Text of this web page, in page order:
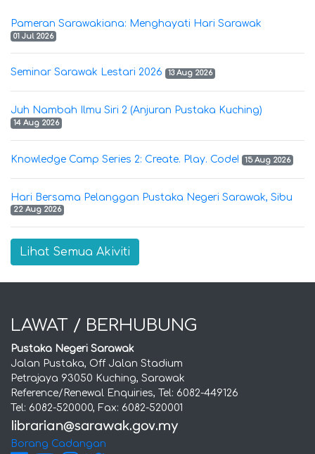
Pameran Sarawakiana: Menghayati Hari Sarawak
01 Jul 2026
Seminar Sarawak Lestari 2026 13 Aug 2026
Juh Nambah Ilmu Siri 2 (Anjuran Pustaka Kuching)
14 Aug 2026
Knowledge Camp Series 2: Create. Play. Code! 15 Aug 2026
Hari Bersama Pelanggan Pustaka Negeri Sarawak, Sibu
22 Aug 2026
Lihat Semua Akiviti
LAWAT / BERHUBUNG
Pustaka Negeri Sarawak
Jalan Pustaka, Off Jalan Stadium
Petrajaya 93050 Kuching, Sarawak
Reference/Renewal Enquiries, Tel: 6082-449126
Tel: 6082-520000, Fax: 6082-520001
Borang Cadangan